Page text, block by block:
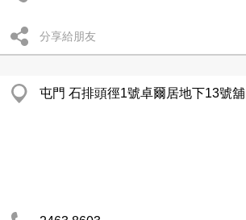
分享給朋友
屯門 石排頭徑1號卓爾居地下13號舖